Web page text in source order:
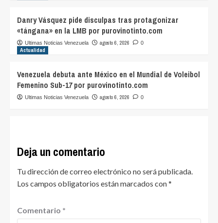
Danry Vásquez pide disculpas tras protagonizar
«tángana» en la LMB por purovinotinto.com
Ultimas Noticias Venezuela agosto 6, 2026 0
Actualidad
Venezuela debuta ante México en el Mundial de Voleibol
Femenino Sub-17 por purovinotinto.com
Ultimas Noticias Venezuela agosto 6, 2026 0
Deja un comentario
Tu dirección de correo electrónico no será publicada.
Los campos obligatorios están marcados con*
Comentario *